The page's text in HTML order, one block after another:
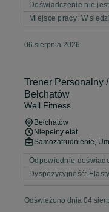
Doświadczenie nie
Miejsce pracy: W
06 sierpnia 2026
Trener Personalny
Bełchatów
Well Fitness
Bełchatów
Niepełny etat
Samozatrudnienie,
Odpowiednie
Dyspozycyjność:
Odświeżono dnia 04